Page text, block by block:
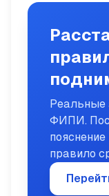
Реальные
ФИПИ.
правило